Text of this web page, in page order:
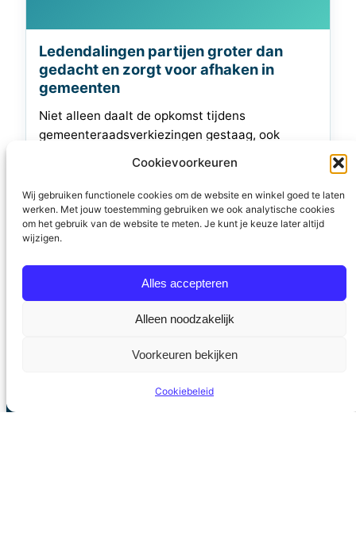
Cookievoorkeuren
Wij gebruiken functionele cookies om de website en winkel goed te laten
werken. Met jouw toestemming gebruiken we ook analytische cookies
om het gebruik van de website te meten. Je kunt je keuze later altijd
wijzigen.
Alles accepteren
Alleen noodzakelijk
Voorkeuren bekijken
Cookiebeleid
Ledendalingen partijen groter dan
gedacht en zorgt voor afhaken in
gemeenten
Niet alleen daalt de opkomst tijdens
gemeenteraadsverkiezingen gestaag, ook
om voldoende kandidaten te vinden om in alle
gemeenten deel te nemen aan de lokale
verkiezingen. En deze negatieve trend zal zich
in de toekomst in hevigere mate doorzetten.
Deels is dit toe te schrijven aan dalende
ledenaantallen van landelijke politieke partijen,